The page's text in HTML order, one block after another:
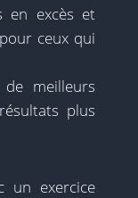
en excès et
ceux qui
meilleurs
plus
un exercice